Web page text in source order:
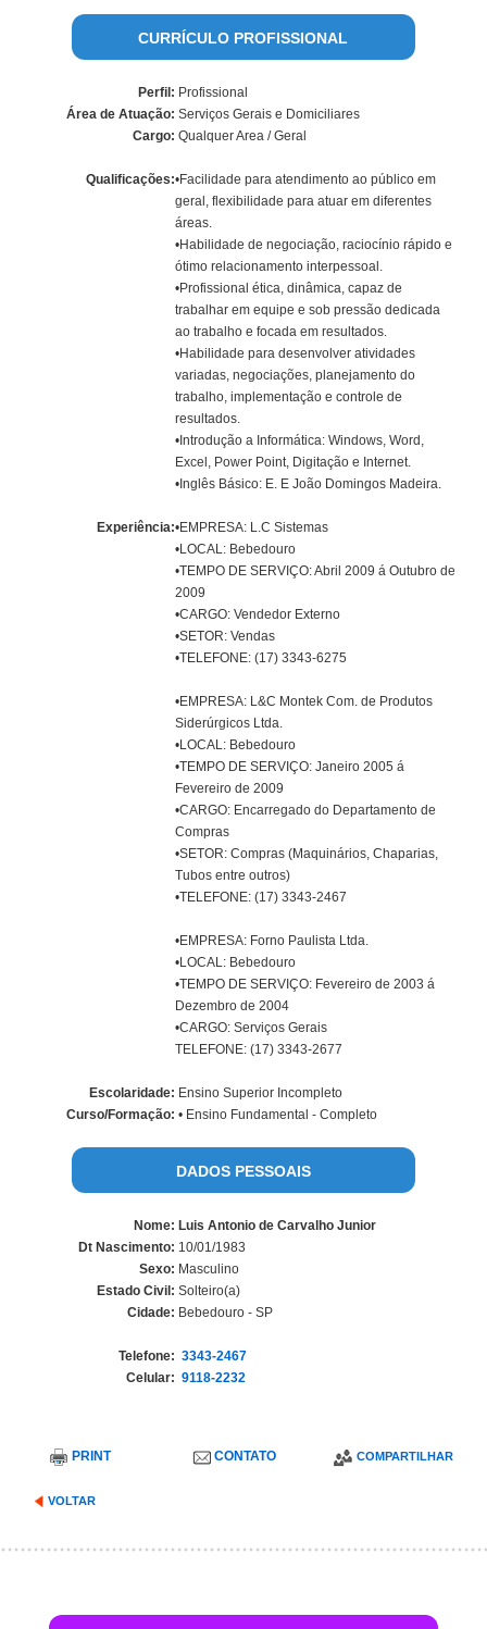
CURRÍCULO PROFISSIONAL
Perfil: Profissional
Área de Atuação: Serviços Gerais e Domiciliares
Cargo: Qualquer Area / Geral
Qualificações:•Facilidade para atendimento ao público em
geral, flexibilidade para atuar em diferentes
áreas.
•Habilidade de negociação, raciocínio rápido e
ótimo relacionamento interpessoal.
•Profissional ética, dinâmica, capaz de
trabalhar em equipe e sob pressão dedicada
ao trabalho e focada em resultados.
•Habilidade para desenvolver atividades
variadas, negociações, planejamento do
trabalho, implementação e controle de
resultados.
•Introdução a Informática: Windows, Word,
Excel, Power Point, Digitação e Internet.
•Inglês Básico: E. E João Domingos Madeira.
Experiência:•EMPRESA: L.C Sistemas
•LOCAL: Bebedouro
•TEMPO DE SERVIÇO: Abril 2009 á Outubro de
2009
•CARGO: Vendedor Externo
•SETOR: Vendas
•TELEFONE: (17) 3343-6275
•EMPRESA: L&C Montek Com. de Produtos
Siderúrgicos Ltda.
•LOCAL: Bebedouro
•TEMPO DE SERVIÇO: Janeiro 2005 á
Fevereiro de 2009
•CARGO: Encarregado do Departamento de
Compras
•SETOR: Compras (Maquinários, Chaparias,
Tubos entre outros)
•TELEFONE: (17) 3343-2467
•EMPRESA: Forno Paulista Ltda.
•LOCAL: Bebedouro
•TEMPO DE SERVIÇO: Fevereiro de 2003 á
Dezembro de 2004
•CARGO: Serviços Gerais
TELEFONE: (17) 3343-2677
Escolaridade: Ensino Superior Incompleto
Curso/Formação: • Ensino Fundamental - Completo
DADOS PESSOAIS
Nome: Luis Antonio de Carvalho Junior
Dt Nascimento: 10/01/1983
Sexo: Masculino
Estado Civil: Solteiro(a)
Cidade: Bebedouro - SP
Telefone: 3343-2467
Celular: 9118-2232
PRINT CONTATO COMPARTILHAR
VOLTAR